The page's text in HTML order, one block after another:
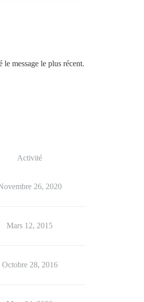
le message le plus récent.
Activité
26, 2020
Mars 12, 2015
Octobre 28, 2016